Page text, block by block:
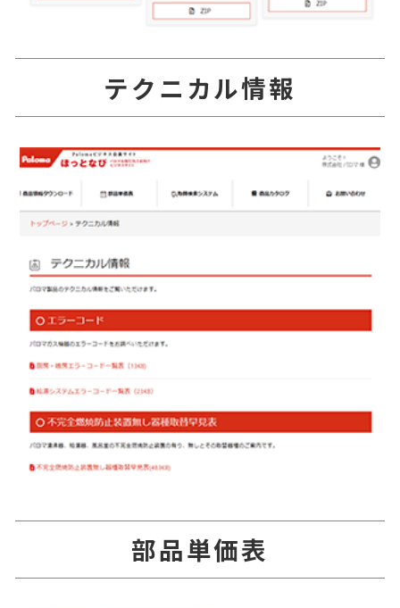
テクニカル情報
部品単価表